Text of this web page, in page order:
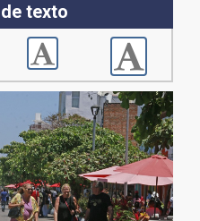
texto